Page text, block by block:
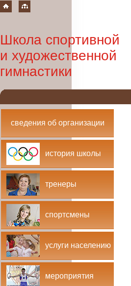
Школа спортивной
и художественной
гимнастики
сведения об организации
история школы
тренеры
спортсмены
услуги населению
мероприятия